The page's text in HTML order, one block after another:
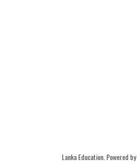
Lanka Education. Powered by